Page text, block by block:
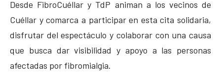
Desde FibroCuéllar y TdP animan a los vecinos de
Cuéllar y comarca a participar en esta cita solidaria,
disfrutar del espectáculo y colaborar con una causa
que busca dar visibilidad y apoyo a las personas
afectadas por fibromialgia.